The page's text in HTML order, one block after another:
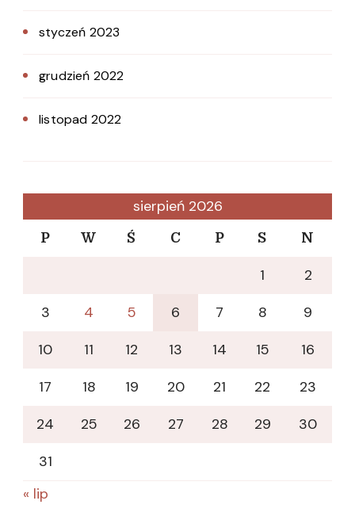
styczeń 2023
grudzień 2022
listopad 2022
sierpień 2026
P W Ś C P S N
1
2
3
4 5 6 7 8
9
10
11 12 13 14 15
16
17
18 19 20 21 22
23
24
25 26 27 28 29
30
31
« lip